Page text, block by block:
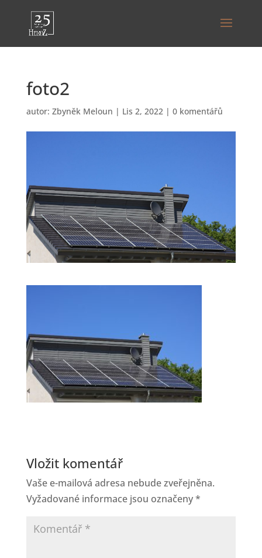
foto2
autor: Zbyněk Meloun | Lis 2, 2022| 0 komentářů
Vložit komentář
Vaše e-mailová adresa nebude zveřejněna.
Vyžadované informace jsou označeny*